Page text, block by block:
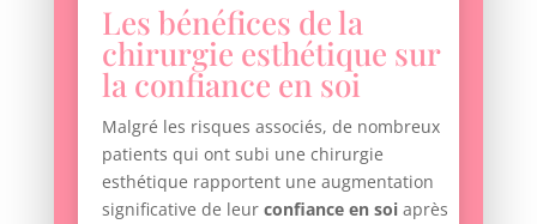
Les bénéfices de la
chirurgie esthétique sur
la confiance en soi
Malgré les risques associés, de nombreux
patients qui ont subi une chirurgie
esthétique rapportent une augmentation
significative de leur confiance en soiaprès